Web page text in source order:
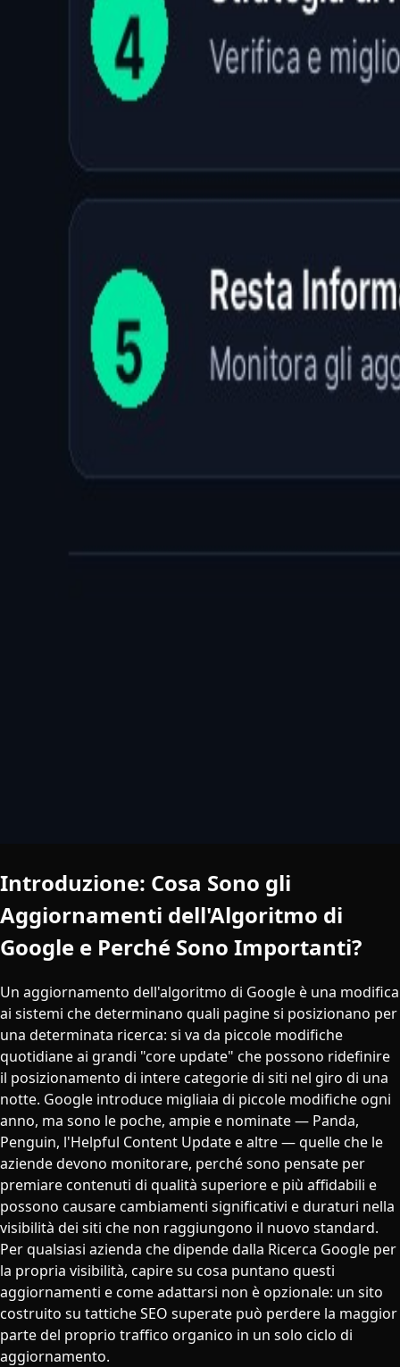
Introduzione: Cosa Sono gli
Aggiornamenti dell'Algoritmo di
Google e Perché Sono Importanti?
Un aggiornamento dell'algoritmo di Google è una modifica
ai sistemi che determinano quali pagine si posizionano per
una determinata ricerca: si va da piccole modifiche
quotidiane ai grandi "core update" che possono ridefinire
il posizionamento di intere categorie di siti nel giro di una
notte. Google introduce migliaia di piccole modifiche ogni
anno, ma sono le poche, ampie e nominate — Panda,
Penguin, l'Helpful Content Update e altre — quelle che le
aziende devono monitorare, perché sono pensate per
premiare contenuti di qualità superiore e più affidabili e
possono causare cambiamenti significativi e duraturi nella
visibilità dei siti che non raggiungono il nuovo standard.
Per qualsiasi azienda che dipende dalla Ricerca Google per
la propria visibilità, capire su cosa puntano questi
aggiornamenti e come adattarsi non è opzionale: un sito
costruito su tattiche SEO superate può perdere la maggior
parte del proprio traffico organico in un solo ciclo di
aggiornamento.